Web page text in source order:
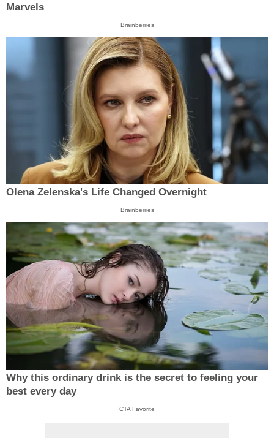
Marvels
Brainberries
Olena Zelenska's Life Changed Overnight
Brainberries
Why this ordinary drink is the secret to feeling your
best every day
CTA Favorite